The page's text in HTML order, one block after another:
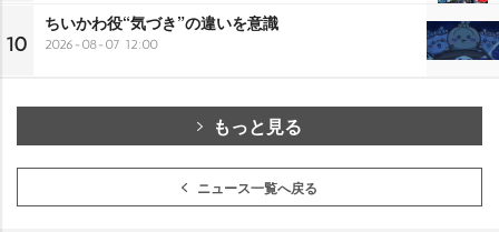
10
ちいかわ役“気づき”の違いを意識
2026-08-07 12:00
もっと見る
ニュース一覧へ戻る